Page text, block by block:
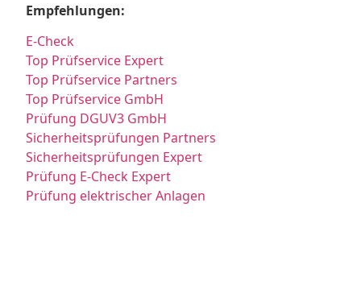
Empfehlungen:
E-Check
Top Prüfservice Expert
Top Prüfservice Partners
Top Prüfservice GmbH
Prüfung DGUV3 GmbH
Sicherheitsprüfungen Partners
Sicherheitsprüfungen Expert
Prüfung E-Check Expert
Prüfung elektrischer Anlagen